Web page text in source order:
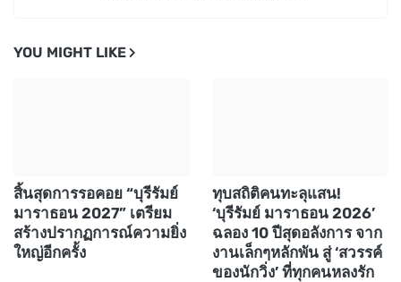
YOU MIGHT LIKE
สิ้นสุดการรอคอย “บุรีรัมย์
มาราธอน 2027” เตรียม
สร้างปรากฏการณ์ความยิ่ง
ใหญ่อีกครั้ง
ทุบสถิติคนทะลุแสน!
‘บุรีรัมย์ มาราธอน 2026’
ฉลอง 10 ปีสุดอลังการ จาก
งานเล็กๆหลักพัน สู่ ‘สวรรค์
ของนักวิ่ง’ ที่ทุกคนหลงรัก